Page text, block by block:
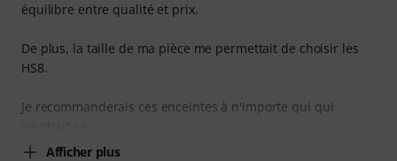
équilibre entre qualité et prix.
De plus, la taille de ma pièce me permettait de choisir les
HS8.
Je recommanderais ces enceintes à n'importe qui qui
Afficher plus